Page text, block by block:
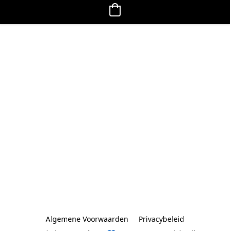
Algemene Voorwaarden
Privacybeleid